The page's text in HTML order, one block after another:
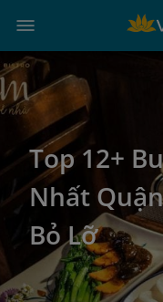
Top 12+
Nhất
Bỏ Lỡ